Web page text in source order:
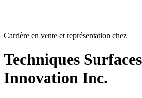
Carrière en vente et représentation chez
Techniques Surfaces
Innovation Inc.